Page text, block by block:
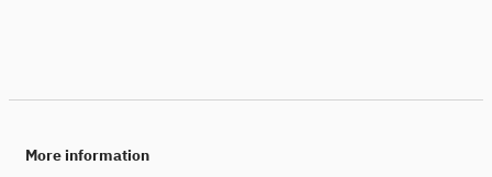
More information